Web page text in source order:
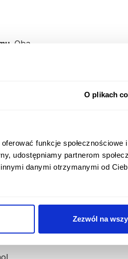
O plikach
funkcje społecznościowe
udostępniamy partnerom
danymi otrzymanymi od
Zezwól na
. Oba
. Jej
jej
grzyby.